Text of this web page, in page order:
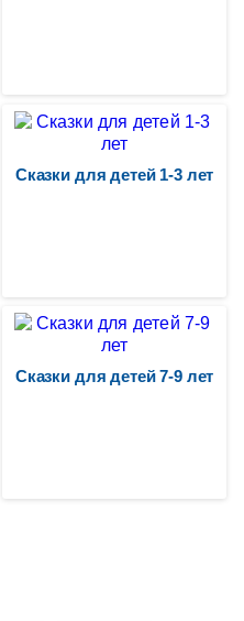
Сказки для детей 1-3 лет
Сказки для детей 7-9 лет